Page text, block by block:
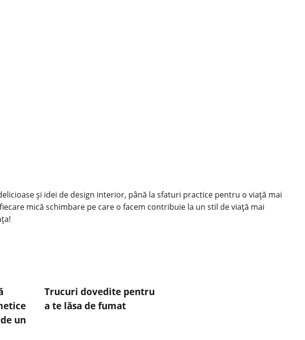
și idei de design interior, până la sfaturi practice pentru o viață mai
mică schimbare pe care o facem contribuie la un stil de viață mai
un
Trucuri dovedite pentru
a te lăsa de fumat